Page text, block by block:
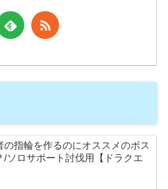
の指輪を作るのにオススメのボス
/ソロサポート討伐用【ドラクエ